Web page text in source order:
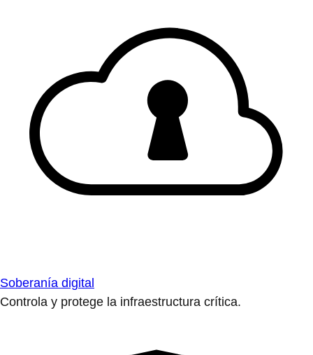
Soberanía digital
Controla y protege la infraestructura crítica.